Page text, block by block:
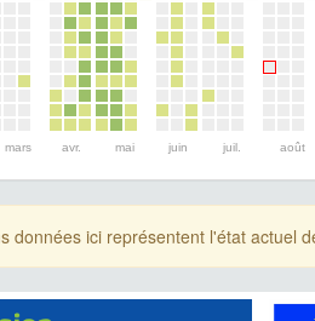
mars avr. mai juin juil. août
données ici représentent l'état actuel